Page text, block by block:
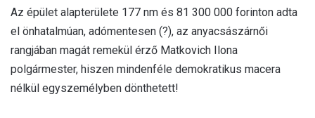
Az épület alapterülete 177 nm és 81 300 000 forinton adta
el önhatalmúan, adómentesen (?), az anyacsászárnői
rangjában magát remekül érző Matkovich Ilona
polgármester, hiszen mindenféle demokratikus macera
nélkül egyszemélyben dönthetett!